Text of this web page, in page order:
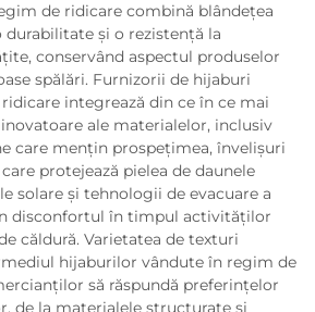
de ridicare combină blândețea
și o rezistență la
conservând aspectul produselor
spălări. Furnizorii de hijaburi
integrează din ce în ce mai
ale materialelor, inclusiv
care mențin prospețimea, învelișuri
protejează pielea de daunele
solare și tehnologii de evacuare a
disconfortul în timpul activităților
căldură. Varietatea de texturi
hijaburilor vândute în regim de
să răspundă preferințelor
de la materialele structurate și